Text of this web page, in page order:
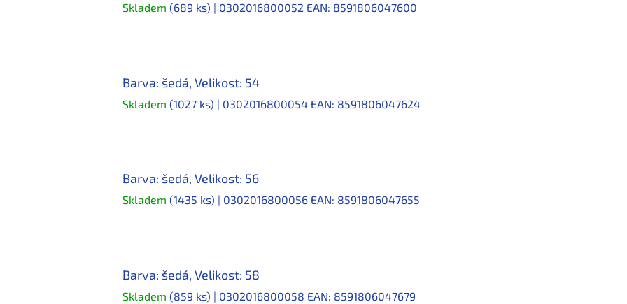
Skladem (689 ks) | 0302016800052 EAN: 8591806047600
Barva: šedá, Velikost: 54
Skladem (1027 ks) | 0302016800054 EAN: 8591806047624
Barva: šedá, Velikost: 56
Skladem (1435 ks) | 0302016800056 EAN: 8591806047655
Barva: šedá, Velikost: 58
Skladem (859 ks) | 0302016800058 EAN: 8591806047679